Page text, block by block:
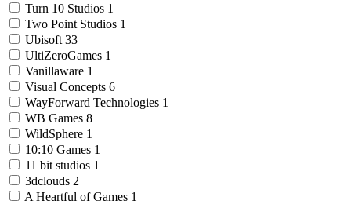
Turn 10 Studios 1
Two Point Studios 1
Ubisoft 33
UltiZeroGames 1
Vanillaware 1
Visual Concepts 6
WayForward Technologies 1
WB Games 8
WildSphere 1
10:10 Games 1
11 bit studios 1
3dclouds 2
A Heartful of Games 1